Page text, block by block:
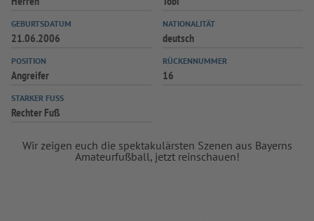
GEBURTSDATUM
21.06.2006
NATIONALITÄT
deutsch
POSITION
Angreifer
RÜCKENNUMMER
16
STARKER FUSS
Rechter Fuß
Wir zeigen euch die spektakulärsten Szenen aus Bayerns
Amateurfußball, jetzt reinschauen!